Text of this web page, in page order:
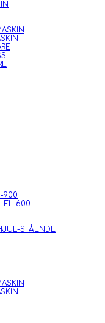
900
EL-600
STÅENDE